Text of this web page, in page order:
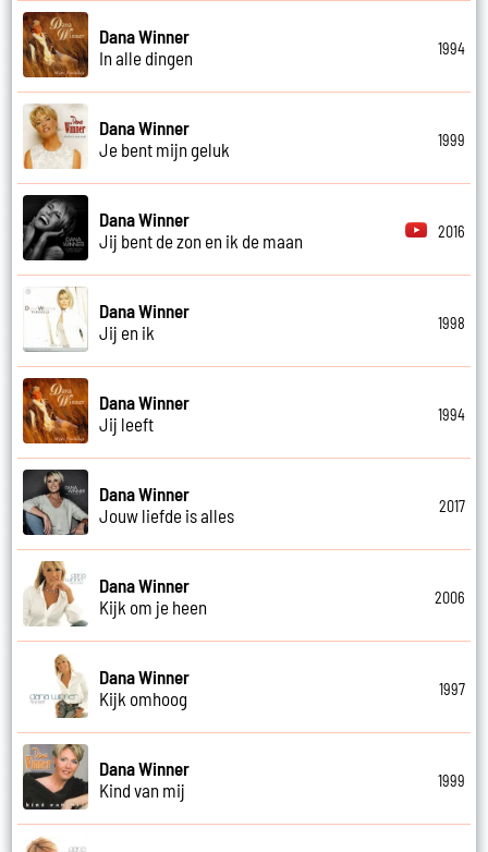
Dana Winner
In alle dingen
1994
Dana Winner
Je bent mijn geluk
1999
Dana Winner
Jij bent de zon en ik de maan
2016
Dana Winner
Jij en ik
1998
Dana Winner
Jij leeft
1994
Dana Winner
Jouw liefde is alles
2017
Dana Winner
Kijk om je heen
2006
Dana Winner
Kijk omhoog
1997
Dana Winner
Kind van mij
1999